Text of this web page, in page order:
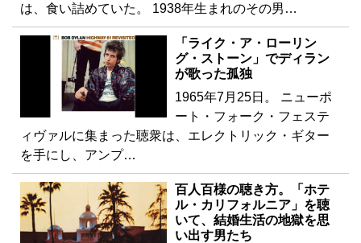
は、食い詰めていた。 1938年生まれのその男…
「ライク・ア・ローリン
グ・ストーン」でディラン
が歌った孤独
1965年7月25日。 ニューポ
ート・フォーク・フェステ
ィヴァルに集まった聴衆は、エレクトリック・ギター
を手にし、アンプ…
百人百様の聴き方。「ホテ
ル・カリフォルニア」を聴
いて、結婚生活の地獄を思
い出す男たち